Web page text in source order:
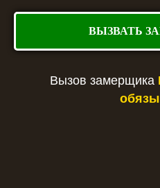
ВЫЗВАТЬ
Вызов замерщика